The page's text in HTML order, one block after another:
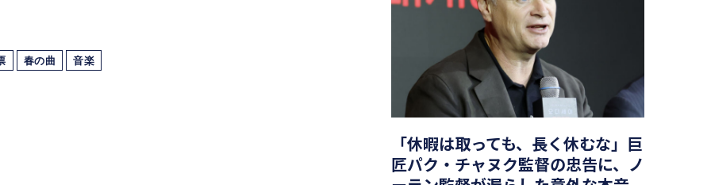
春の曲 音楽
「休暇は取っても、長く休むな」巨
匠パク・チャヌク監督の忠告に、ノ